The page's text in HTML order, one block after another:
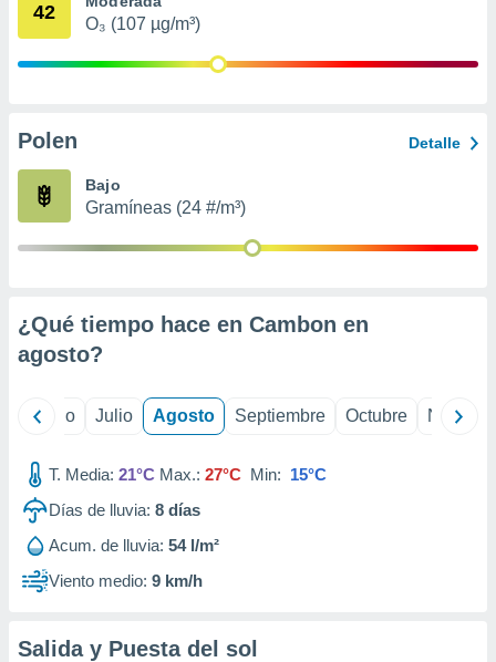
publicidad
de
1199
42
O₃ (107 µg/m³)
Polen Detalle
Bajo
Gramíneas (24 #/m³)
¿Qué tiempo hace en Cambon en
agosto?
Junio Julio Agosto Septiembre Octubre
T. Media: 21°C Max.: 27°C Min: 15°C
Días de lluvia: 8 días
Acum. de lluvia: 54 l/m²
Viento medio: 9 km/h
Salida y Puesta del sol